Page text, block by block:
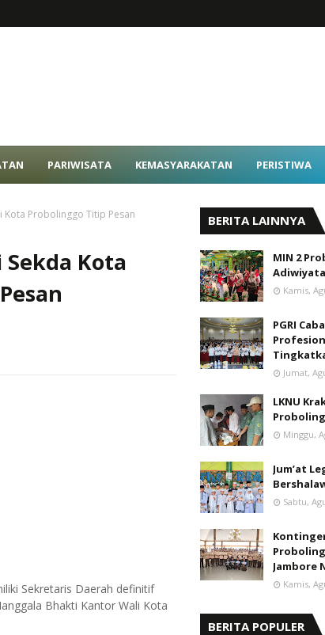
PARIWISATA KEMASYARAKATAN PERISTIWA
Kota Probolinggo Titip Pesan
Kota
Sekretaris Daerah definitif
Bhakti Kantor Wali Kota
BERITA LAINNYA
MIN 2
Kamis,
PGRI
Jumat,
LKNU
Minggu,
Jum’at
Sabtu,
Jambore
Kamis,
BERITA POPULER